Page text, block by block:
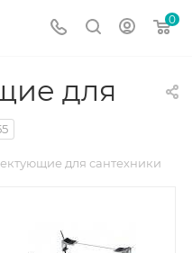
0
для
для сантехники